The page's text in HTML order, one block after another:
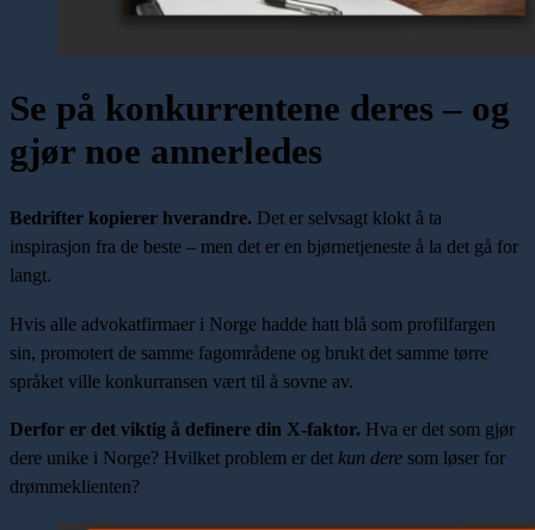
Se på konkurrentene deres – og
gjør noe annerledes
Bedrifter kopierer hverandre. Det er selvsagt klokt å ta
inspirasjon fra de beste – men det er en bjørnetjeneste å la det gå for
langt.
Hvis alle advokatfirmaer i Norge hadde hatt blå som profilfargen
sin, promotert de samme fagområdene og brukt det samme tørre
språket ville konkurransen vært til å sovne av.
Derfor er det viktig å definere din X-faktor. Hva er det som gjør
dere unike i Norge? Hvilket problem er det kun dere som løser for
drømmeklienten?